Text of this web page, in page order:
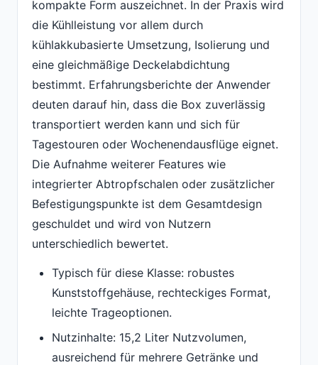
kompakte Form auszeichnet. In der Praxis wird
die Kühlleistung vor allem durch
kühlakkubasierte Umsetzung, Isolierung und
eine gleichmäßige Deckelabdichtung
bestimmt. Erfahrungsberichte der Anwender
deuten darauf hin, dass die Box zuverlässig
transportiert werden kann und sich für
Tagestouren oder Wochenendausflüge eignet.
Die Aufnahme weiterer Features wie
integrierter Abtropfschalen oder zusätzlicher
Befestigungspunkte ist dem Gesamtdesign
geschuldet und wird von Nutzern
unterschiedlich bewertet.
Typisch für diese Klasse: robustes
Kunststoffgehäuse, rechteckiges Format,
leichte Trageoptionen.
Nutzinhalte: 15,2 Liter Nutzvolumen,
ausreichend für mehrere Getränke und